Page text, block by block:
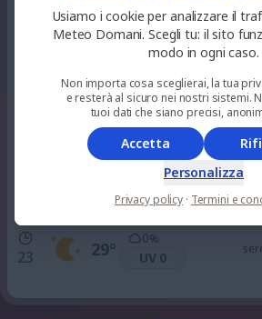
37°
15%
UV 7
alquanto
35°
24%
UV 3
23 29°
0%
UV 0
Usiamo i cookie per analizzare il
Meteo Domani. Scegli tu: il sito
modo in ogni caso.
Non importa cosa sceglierai, la tua
e resterà al sicuro nei nostri sistemi.
tuoi dati che siano precisi,
Accetta
Personalizza
Privacy policy · Termini e